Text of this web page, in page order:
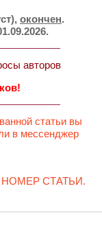
окончен.
авторов
статьи вы
в мессенджер
СТАТЬИ.